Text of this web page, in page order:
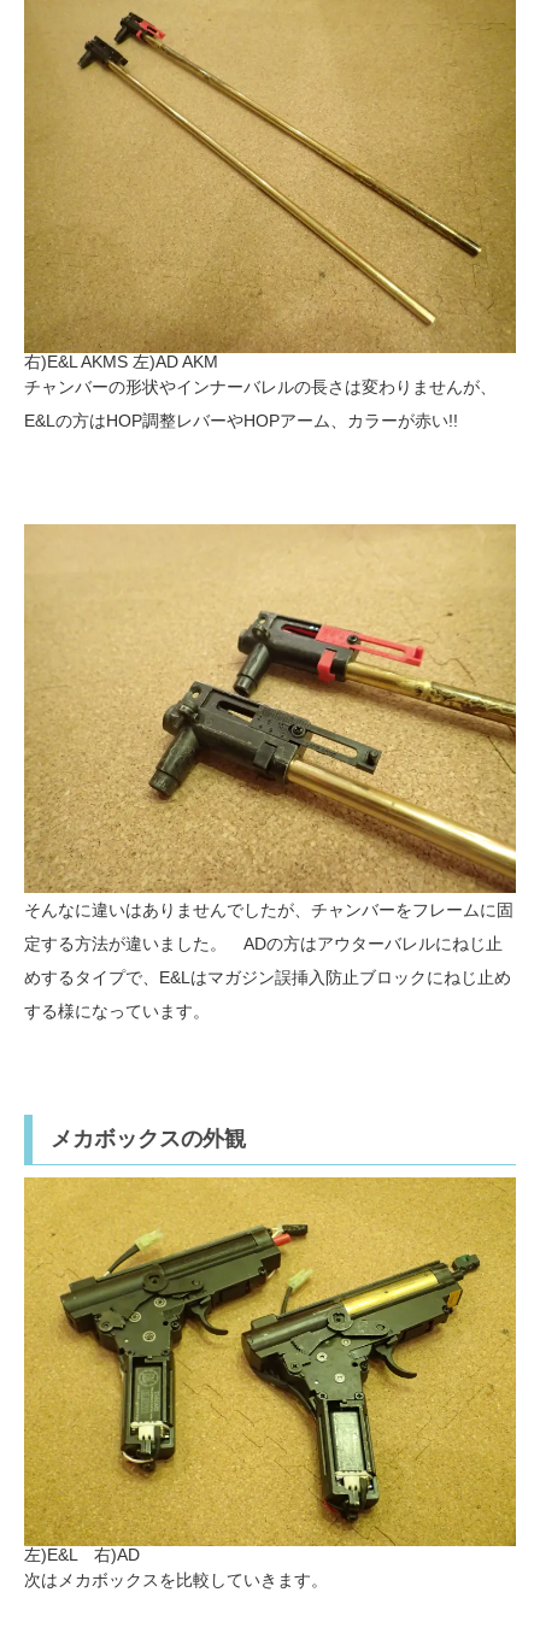
右)E&L AKMS 左)AD AKM
チャンバーの形状やインナーバレルの長さは変わりませんが、
E&Lの方はHOP調整レバーやHOPアーム、カラーが赤い!!
そんなに違いはありませんでしたが、チャンバーをフレームに固
定する方法が違いました。 ADの方はアウターバレルにねじ止
めするタイプで、E&Lはマガジン誤挿入防止ブロックにねじ止め
する様になっています。
メカボックスの外観
左)E&L 右)AD
次はメカボックスを比較していきます。